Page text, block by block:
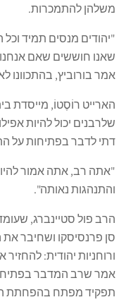
משלהן להתמכרות.
"יהודים מנסים תמיד
שאנו חוששים שאם אנחנו
אמר בורוביץ, בהתכוונו
הארייט רוֹסֶטוֹ, מייסדת
שלרבנים יכול להיות
דתי לדבר בפתיחות על
"אתה רב, אתה אמור
והתנהגות נאותה".
הרב פול סטיינברג,
סן פרנסיסקו ושחיבר
ורוחניות יהודית:
אמר שרב המדבר
תפקיד מפתח בהפחתת